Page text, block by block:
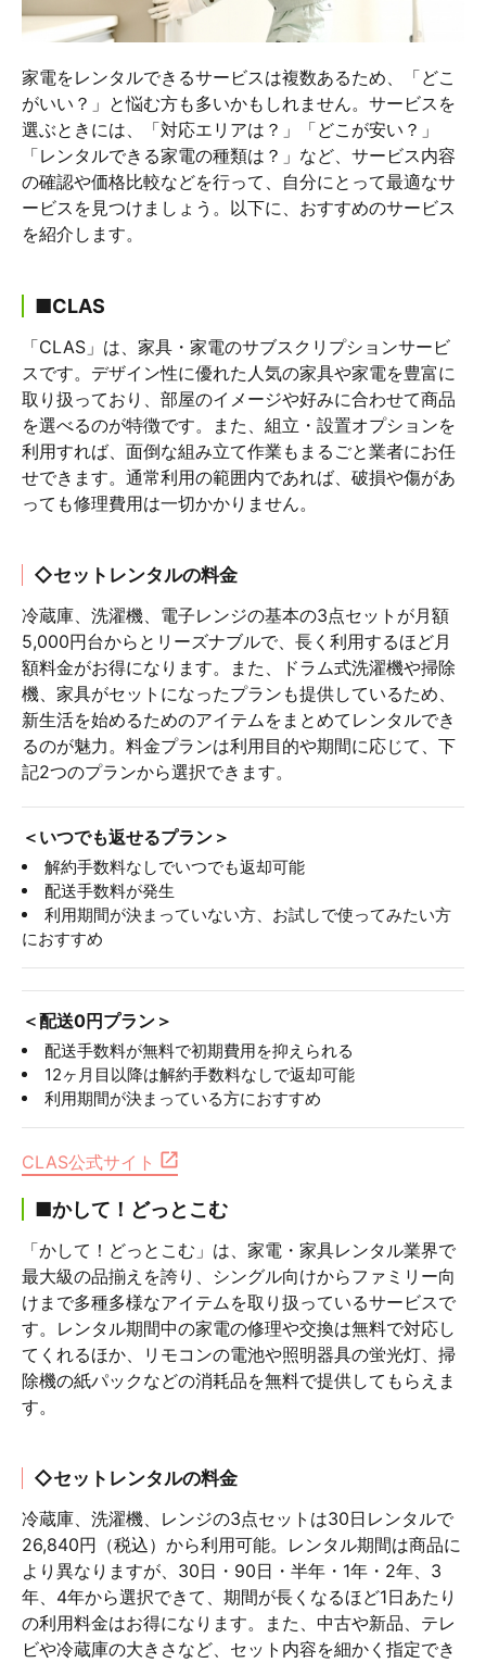
家電をレンタルできるサービスは複数あるため、「どこ
がいい？」と悩む方も多いかもしれません。サービスを
選ぶときには、「対応エリアは？」「どこが安い？」
「レンタルできる家電の種類は？」など、サービス内容
の確認や価格比較などを行って、自分にとって最適なサ
ービスを見つけましょう。以下に、おすすめのサービス
を紹介します。
■CLAS
「CLAS」は、家具・家電のサブスクリプションサービ
スです。デザイン性に優れた人気の家具や家電を豊富に
取り扱っており、部屋のイメージや好みに合わせて商品
を選べるのが特徴です。また、組立・設置オプションを
利用すれば、面倒な組み立て作業もまるごと業者にお任
せできます。通常利用の範囲内であれば、破損や傷があ
っても修理費用は一切かかりません。
◇セットレンタルの料金
冷蔵庫、洗濯機、電子レンジの基本の3点セットが月額
5,000円台からとリーズナブルで、長く利用するほど月
額料金がお得になります。また、ドラム式洗濯機や掃除
機、家具がセットになったプランも提供しているため、
新生活を始めるためのアイテムをまとめてレンタルでき
るのが魅力。料金プランは利用目的や期間に応じて、下
記2つのプランから選択できます。
＜いつでも返せるプラン＞
解約手数料なしでいつでも返却可能
配送手数料が発生
利用期間が決まっていない方、お試しで使ってみたい方
におすすめ
＜配送0円プラン＞
配送手数料が無料で初期費用を抑えられる
12ヶ月目以降は解約手数料なしで返却可能
利用期間が決まっている方におすすめ
CLAS公式サイト
■かして！どっとこむ
「かして！どっとこむ」は、家電・家具レンタル業界で
最大級の品揃えを誇り、シングル向けからファミリー向
けまで多種多様なアイテムを取り扱っているサービスで
す。レンタル期間中の家電の修理や交換は無料で対応し
てくれるほか、リモコンの電池や照明器具の蛍光灯、掃
除機の紙パックなどの消耗品を無料で提供してもらえま
す。
◇セットレンタルの料金
冷蔵庫、洗濯機、レンジの3点セットは30日レンタルで
26,840円（税込）から利用可能。レンタル期間は商品に
より異なりますが、30日・90日・半年・1年・2年、3
年、4年から選択できて、期間が長くなるほど1日あたり
の利用料金はお得になります。また、中古や新品、テレ
ビや冷蔵庫の大きさなど、セット内容を細かく指定でき